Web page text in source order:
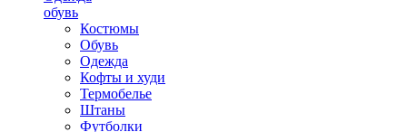
обувь
Костюмы
Обувь
Одежда
Кофты и худи
Термобелье
Штаны
Футболки